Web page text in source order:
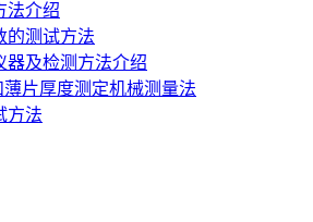
法介绍
的测试方法
器及检测方法介绍
片厚度测定机械测量法
方法